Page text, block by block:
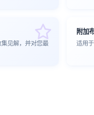
见解，并对您最
附加
适用